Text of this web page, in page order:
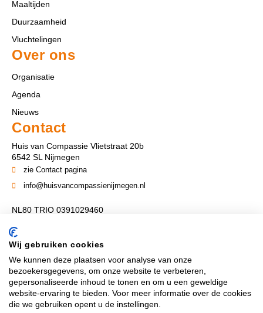
Maaltijden
Duurzaamheid
Vluchtelingen
Over ons
Organisatie
Agenda
Nieuws
Contact
Huis van Compassie Vlietstraat 20b
6542 SL Nijmegen
zie Contact pagina
info@huisvancompassienijmegen.nl
NL80 TRIO 0391029460
Volg ons
Wij gebruiken cookies
We kunnen deze plaatsen voor analyse van onze
bezoekersgegevens, om onze website te verbeteren,
gepersonaliseerde inhoud te tonen en om u een geweldige
website-ervaring te bieden. Voor meer informatie over de cookies
die we gebruiken opent u de instellingen.